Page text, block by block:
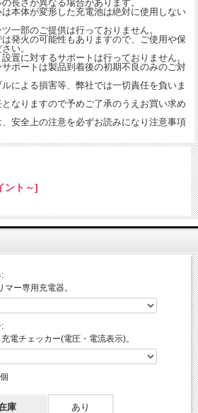
長さが異なる場合があります。
は本体が変形した充電池は絶対に使用しない
一部のご提供は行っておりません。
発火の可能性もありますので、ご使用や保
い。
置に対するサポートは行っておりません。
サポートは製品到着後の初期不良のみのご対
による損害等、弊社では一切責任を負いま
なりますので予めご了承のうえお買い求め
、安全上の注意を必ずお読みになり注意事項
ント～]
ー専用充電器。
電チェッカー(電圧・電流表示)。
個
庫 あり